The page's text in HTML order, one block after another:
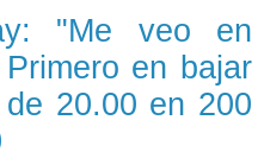
"Me veo en
en bajar
20.00 en 200